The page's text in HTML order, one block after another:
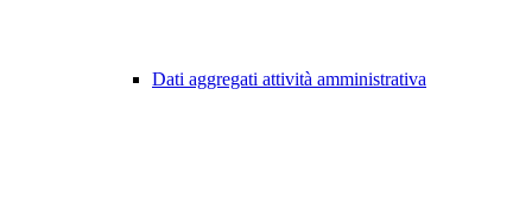
Dati aggregati attività amministrativa